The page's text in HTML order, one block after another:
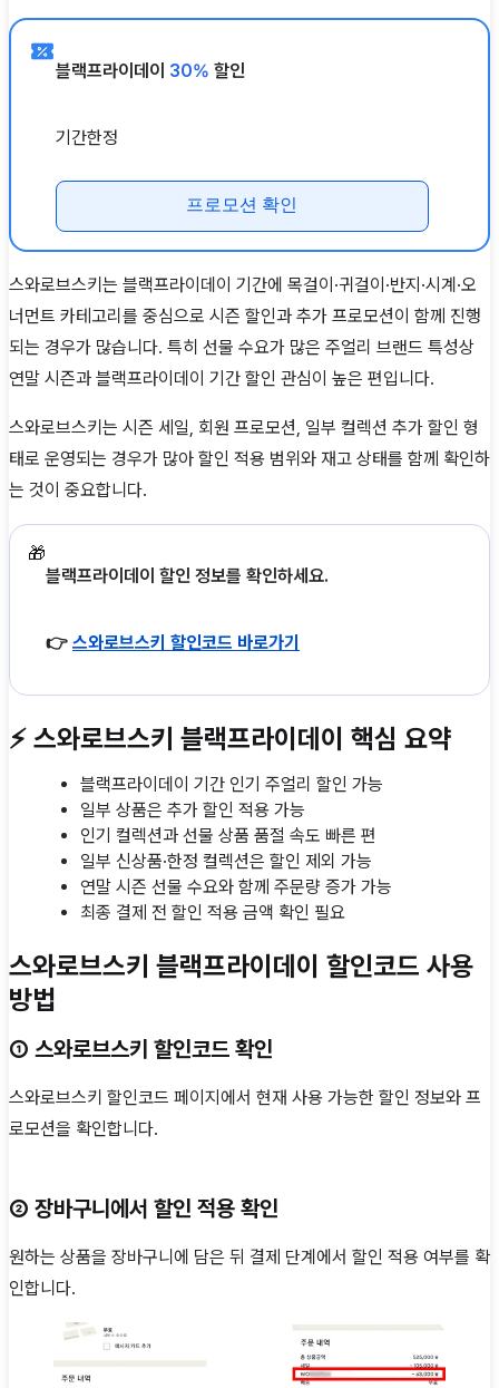
블랙프라이데이 30% 할인
기간한정
프로모션 확인
스와로브스키는 블랙프라이데이 기간에 목걸이·귀걸이·반지·시계·오
너먼트 카테고리를 중심으로 시즌 할인과 추가 프로모션이 함께 진행
되는 경우가 많습니다. 특히 선물 수요가 많은 주얼리 브랜드 특성상
연말 시즌과 블랙프라이데이 기간 할인 관심이 높은 편입니다.
스와로브스키는 시즌 세일, 회원 프로모션, 일부 컬렉션 추가 할인 형
태로 운영되는 경우가 많아 할인 적용 범위와 재고 상태를 함께 확인하
는 것이 중요합니다.
🎁
블랙프라이데이 할인 정보를 확인하세요.
👉 스와로브스키 할인코드 바로가기
⚡ 스와로브스키 블랙프라이데이 핵심 요약
블랙프라이데이 기간 인기 주얼리 할인 가능
일부 상품은 추가 할인 적용 가능
인기 컬렉션과 선물 상품 품절 속도 빠른 편
일부 신상품·한정 컬렉션은 할인 제외 가능
연말 시즌 선물 수요와 함께 주문량 증가 가능
최종 결제 전 할인 적용 금액 확인 필요
스와로브스키 블랙프라이데이 할인코드 사용
방법
① 스와로브스키 할인코드 확인
스와로브스키 할인코드 페이지에서 현재 사용 가능한 할인 정보와 프
로모션을 확인합니다.
② 장바구니에서 할인 적용 확인
원하는 상품을 장바구니에 담은 뒤 결제 단계에서 할인 적용 여부를 확
인합니다.